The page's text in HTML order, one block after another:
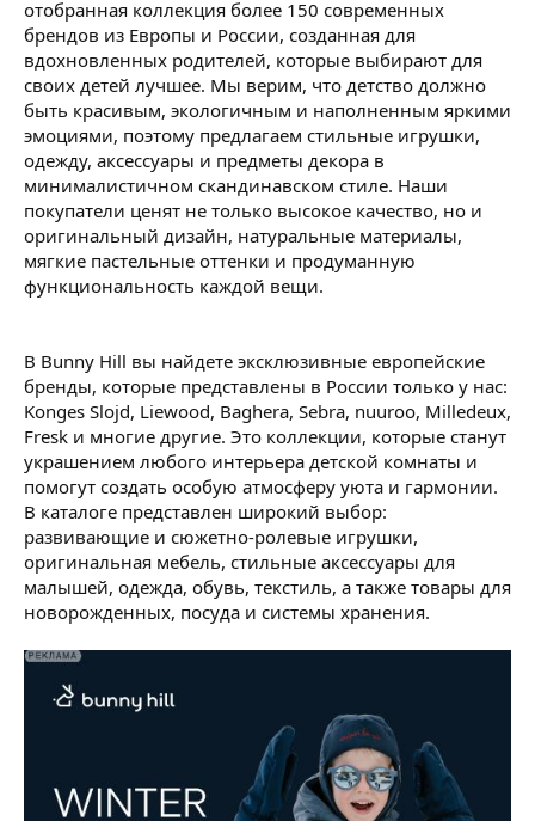
отобранная коллекция более 150 современных
брендов из Европы и России, созданная для
вдохновленных родителей, которые выбирают для
своих детей лучшее. Мы верим, что детство должно
быть красивым, экологичным и наполненным яркими
эмоциями, поэтому предлагаем стильные игрушки,
одежду, аксессуары и предметы декора в
минималистичном скандинавском стиле. Наши
покупатели ценят не только высокое качество, но и
оригинальный дизайн, натуральные материалы,
мягкие пастельные оттенки и продуманную
функциональность каждой вещи.
В Bunny Hill вы найдете эксклюзивные европейские
бренды, которые представлены в России только у нас:
Konges Slojd, Liewood, Baghera, Sebra, nuuroo, Milledeux,
Fresk и многие другие. Это коллекции, которые станут
украшением любого интерьера детской комнаты и
помогут создать особую атмосферу уюта и гармонии.
В каталоге представлен широкий выбор:
развивающие и сюжетно-ролевые игрушки,
оригинальная мебель, стильные аксессуары для
малышей, одежда, обувь, текстиль, а также товары для
новорожденных, посуда и системы хранения.